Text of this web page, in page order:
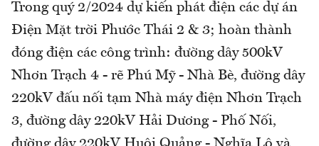
Trong quý 2/2024 dự kiến phát điện các dự án
Điện Mặt trời Phước Thái 2 & 3; hoàn thành
đóng điện các công trình: đường dây 500kV
Nhơn Trạch 4 - rẽ Phú Mỹ - Nhà Bè, đường dây
220kV đấu nối tạm Nhà máy điện Nhơn Trạch
3, đường dây 220kV Hải Dương - Phố Nối,